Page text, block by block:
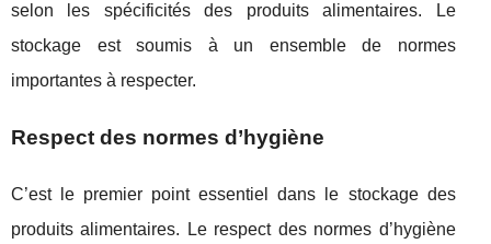
selon les spécificités des produits alimentaires. Le
stockage est soumis à un ensemble de normes
importantes à respecter.
Respect des normes d’hygiène
C’est le premier point essentiel dans le stockage des
produits alimentaires. Le respect des normes d’hygiène